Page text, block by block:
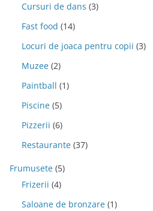
Cursuri de dans (3)
Fast food (14)
Locuri de joaca pentru copii (3)
Muzee (2)
Paintball (1)
Piscine (5)
Pizzerii (6)
Restaurante (37)
Frumusete (5)
Frizerii (4)
Saloane de bronzare (1)